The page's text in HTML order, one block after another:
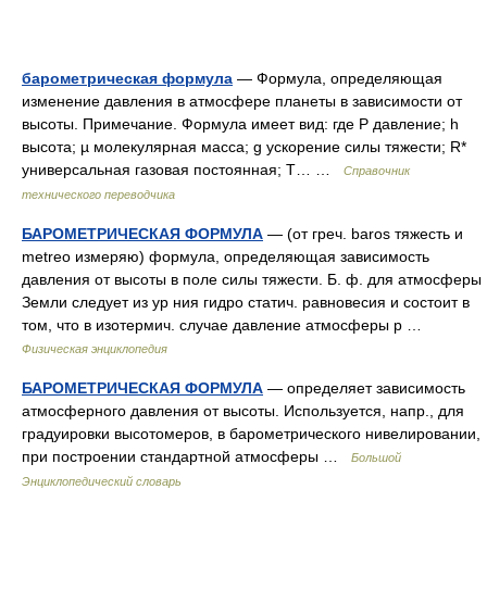
барометрическая формула — Формула, определяющая
изменение давления в атмосфере планеты в зависимости от
высоты. Примечание. Формула имеет вид: где P давление; h
высота; µ молекулярная масса; g ускорение силы тяжести; R*
универсальная газовая постоянная; T… …
Справочник
технического переводчика
БАРОМЕТРИЧЕСКАЯ ФОРМУЛА — (от греч. baros тяжесть и
metreo измеряю) формула, определяющая зависимость
давления от высоты в поле силы тяжести. Б. ф. для атмосферы
Земли следует из ур ния гидро статич. равновесия и состоит в
том, что в изотермич. случае давление атмосферы р …
Физическая энциклопедия
БАРОМЕТРИЧЕСКАЯ ФОРМУЛА — определяет зависимость
атмосферного давления от высоты. Используется, напр., для
градуировки высотомеров, в барометрического нивелировании,
при построении стандартной атмосферы …
Большой
Энциклопедический словарь